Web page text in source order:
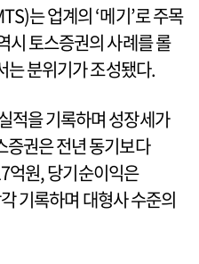
는 업계의 ‘메기’로 주목
시 토스증권의 사례를 롤
는 분위기가 조성됐다.
적을 기록하며 성장세가
증권은 전년 동기보다
억원, 당기순이익은
기록하며 대형사 수준의